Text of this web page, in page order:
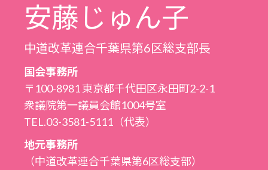
安藤じゅん子
中道改革連合千葉県第6区総支部長
国会事務所
〒100-8981 東京都千代田区永田町2-2-1
衆議院第一議員会館1004号室
TEL.03-3581-5111（代表）
地元事務所
（中道改革連合千葉県第6区総支部）